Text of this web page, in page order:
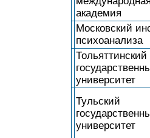
академия
Московский
психоанализа
Тольяттинский
университет
Тульский
университет